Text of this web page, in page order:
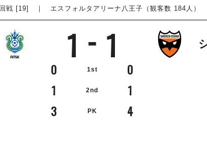
回戦 [19] ｜ エスフォルタアリーナ八王子（観客数 184人
1 1
0 1st 0
1 2nd 1
3 PK 4